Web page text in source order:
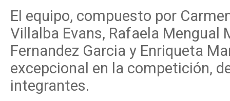
El equipo, compuesto por
Villalba Evans, Rafaela Mengual
Fernandez Garcia y Enriqueta
excepcional en la competición,
integrantes.